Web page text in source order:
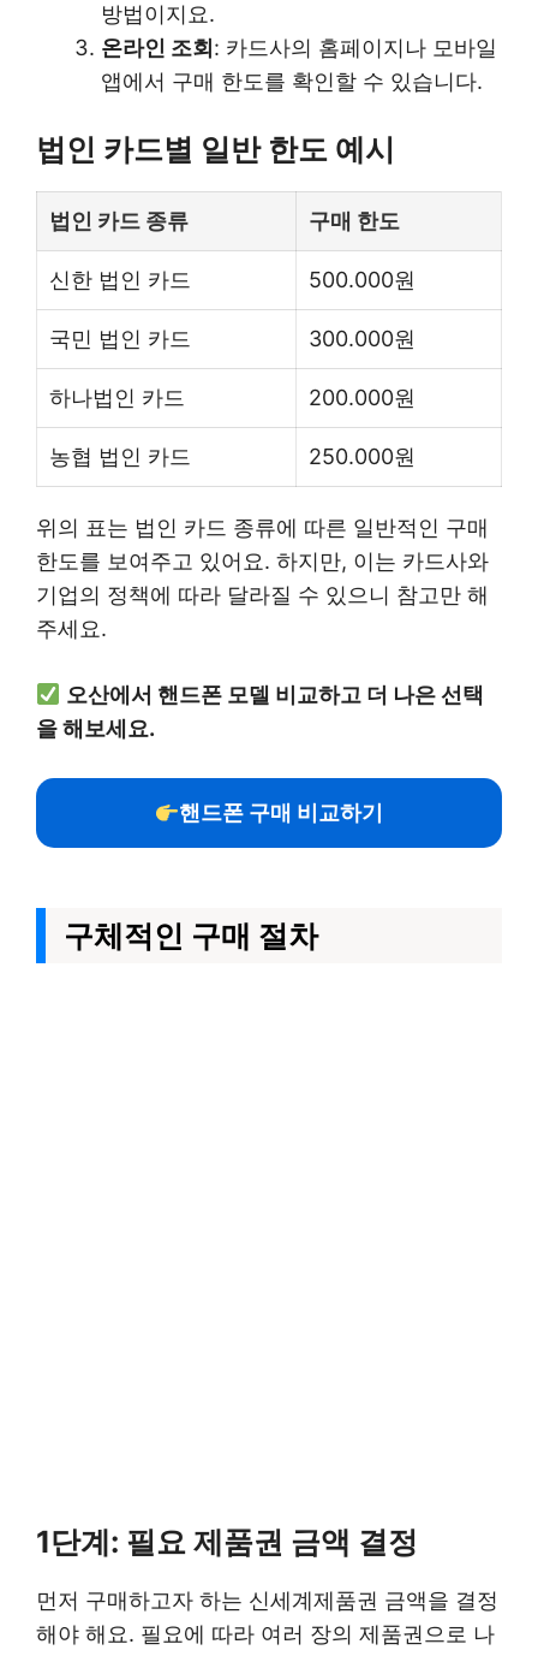
방법이지요.
온라인 조회 : 카드사의 홈페이지나 모바일
앱에서 구매 한도를 확인할 수 있습니다.
법인 카드별 일반 한도 예시
법인 카드 종류 구매 한도
신한 법인 카드 500.000원
국민 법인 카드 300.000원
하나법인 카드 200.000원
농협 법인 카드 250.000원
위의 표는 법인 카드 종류에 따른 일반적인 구매
한도를 보여주고 있어요. 하지만, 이는 카드사와
기업의 정책에 따라 달라질 수 있으니 참고만 해
주세요.
오산에서 핸드폰 모델 비교하고 더 나은 선택
을 해보세요.
핸드폰 구매 비교하기
구체적인 구매 절차
1단계: 필요 제품권 금액 결정
먼저 구매하고자 하는 신세계제품권 금액을 결정
해야 해요. 필요에 따라 여러 장의 제품권으로 나